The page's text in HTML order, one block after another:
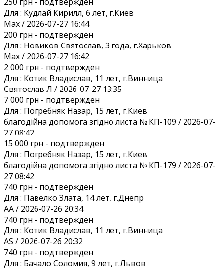
250 грн - подтвержден
Для : Кудлай Кирилл, 6 лет, г.Киев
Max / 2026-07-27 16:44
200 грн - подтвержден
Для : Новиков Святослав, 3 года, г.Харьков
Max / 2026-07-27 16:42
2 000 грн - подтвержден
Для : Котик Владислав, 11 лет, г.Винница
Святослав Л / 2026-07-27 13:35
7 000 грн - подтвержден
Для : Погребняк Назар, 15 лет, г.Киев
благодійна допомога згідно листа № КП-109 / 2026-07-
27 08:42
15 000 грн - подтвержден
Для : Погребняк Назар, 15 лет, г.Киев
благодійна допомога згідно листа № КП-179 / 2026-07-
27 08:42
740 грн - подтвержден
Для : Павелко Злата, 14 лет, г.Днепр
AA / 2026-07-26 20:34
740 грн - подтвержден
Для : Котик Владислав, 11 лет, г.Винница
AS / 2026-07-26 20:32
740 грн - подтвержден
Для : Бачало Соломия, 9 лет, г.Львов